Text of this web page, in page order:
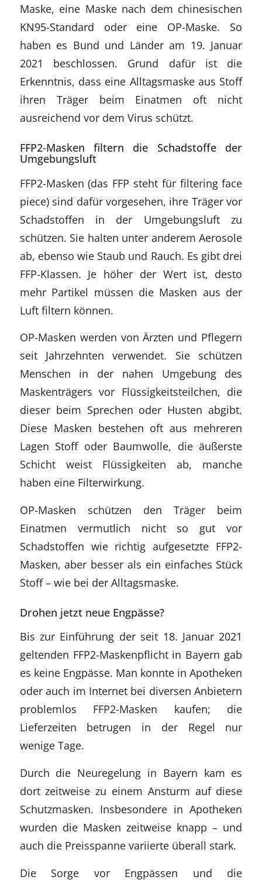
Maske, eine Maske nach dem chinesischen
KN95-Standard oder eine OP-Maske. So
haben es Bund und Länder am 19. Januar
2021 beschlossen. Grund dafür ist die
Erkenntnis, dass eine Alltagsmaske aus Stoff
ihren Träger beim Einatmen oft nicht
ausreichend vor dem Virus schützt.
FFP2-Masken filtern die Schadstoffe der
Umgebungsluft
FFP2-Masken (das FFP steht für filtering face
piece) sind dafür vorgesehen, ihre Träger vor
Schadstoffen in der Umgebungsluft zu
schützen. Sie halten unter anderem Aerosole
ab, ebenso wie Staub und Rauch. Es gibt drei
FFP-Klassen. Je höher der Wert ist, desto
mehr Partikel müssen die Masken aus der
Luft filtern können.
OP-Masken werden von Ärzten und Pflegern
seit Jahrzehnten verwendet. Sie schützen
Menschen in der nahen Umgebung des
Maskenträgers vor Flüssigkeitsteilchen, die
dieser beim Sprechen oder Husten abgibt.
Diese Masken bestehen oft aus mehreren
Lagen Stoff oder Baumwolle, die äußerste
Schicht weist Flüssigkeiten ab, manche
haben eine Filterwirkung.
OP-Masken schützen den Träger beim
Einatmen vermutlich nicht so gut vor
Schadstoffen wie richtig aufgesetzte FFP2-
Masken, aber besser als ein einfaches Stück
Stoff – wie bei der Alltagsmaske.
Drohen jetzt neue Engpässe?
Bis zur Einführung der seit 18. Januar 2021
geltenden FFP2-Maskenpflicht in Bayern gab
es keine Engpässe. Man konnte in Apotheken
oder auch im Internet bei diversen Anbietern
problemlos FFP2-Masken kaufen; die
Lieferzeiten betrugen in der Regel nur
wenige Tage.
Durch die Neuregelung in Bayern kam es
dort zeitweise zu einem Ansturm auf diese
Schutzmasken. Insbesondere in Apotheken
wurden die Masken zeitweise knapp – und
auch die Preisspanne variierte überall stark.
Die Sorge vor Engpässen und die